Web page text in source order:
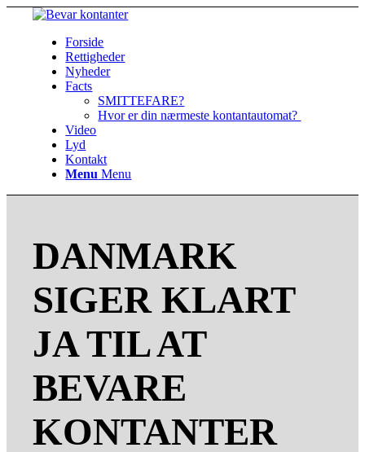
Forside
Rettigheder
Nyheder
Facts
SMITTEFARE?
Hvor er din nærmeste kontantautomat?
Video
Lyd
Kontakt
Menu Menu
DANMARK
SIGER KLART
JA TIL AT
BEVARE
KONTANTER